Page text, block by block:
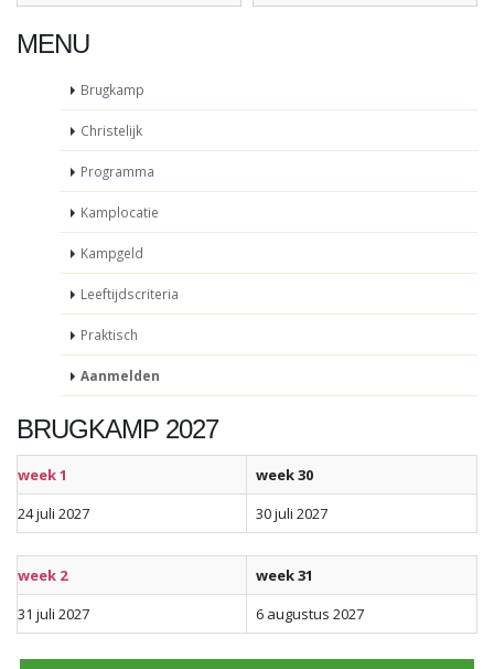
MENU
Brugkamp
Christelijk
Programma
Kamplocatie
Kampgeld
Leeftijdscriteria
Praktisch
Aanmelden
BRUGKAMP 2027
week 1
week 30
24 juli 2027
30 juli 2027
week 2
week 31
31 juli 2027
6 augustus 2027